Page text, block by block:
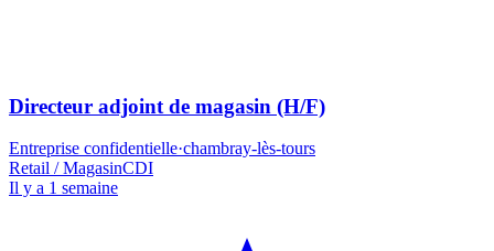
Directeur adjoint de magasin (H/F)
Entreprise confidentielle·chambray-lès-tours
Retail / MagasinCDI
Il y a 1 semaine